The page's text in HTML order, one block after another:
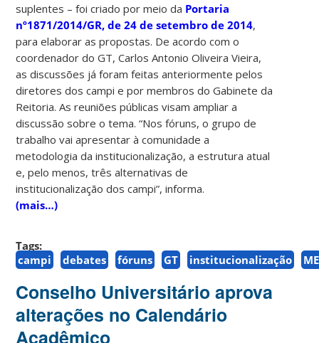
suplentes – foi criado por meio da Portaria
nº1871/2014/GR, de 24 de setembro de 2014,
para elaborar as propostas. De acordo com o
coordenador do GT, Carlos Antonio Oliveira Vieira,
as discussões já foram feitas anteriormente pelos
diretores dos campi e por membros do Gabinete da
Reitoria. As reuniões públicas visam ampliar a
discussão sobre o tema. “Nos fóruns, o grupo de
trabalho vai apresentar à comunidade a
metodologia da institucionalização, a estrutura atual
e, pelo menos, três alternativas de
institucionalização dos campi”, informa.
(mais…)
Tags:
campi
debates fóruns GT institucionalização
Conselho Universitário aprova
alterações no Calendário
Acadêmico